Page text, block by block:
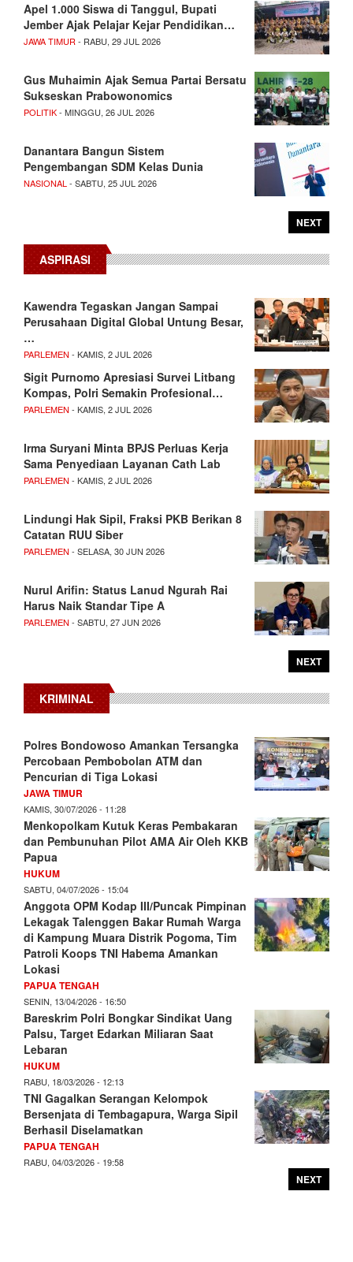
Apel 1.000 Siswa di Tanggul, Bupati
Jember Ajak Pelajar Kejar Pendidikan…
JAWA TIMUR - RABU, 29 JUL 2026
Gus Muhaimin Ajak Semua Partai Bersatu
Sukseskan Prabowonomics
POLITIK- MINGGU, 26 JUL 2026
Danantara Bangun Sistem
Pengembangan SDM Kelas Dunia
NASIONAL - SABTU, 25 JUL 2026
NEXT
ASPIRASI
Kawendra Tegaskan Jangan Sampai
Perusahaan Digital Global Untung Besar,
…
PARLEMEN - KAMIS, 2 JUL 2026
Sigit Purnomo Apresiasi Survei Litbang
Kompas, Polri Semakin Profesional…
PARLEMEN - KAMIS, 2 JUL 2026
Irma Suryani Minta BPJS Perluas Kerja
Sama Penyediaan Layanan Cath Lab
PARLEMEN - KAMIS, 2 JUL 2026
Lindungi Hak Sipil, Fraksi PKB Berikan 8
Catatan RUU Siber
PARLEMEN - SELASA, 30 JUN 2026
Nurul Arifin: Status Lanud Ngurah Rai
Harus Naik Standar Tipe A
PARLEMEN - SABTU, 27 JUN 2026
NEXT
KRIMINAL
Polres Bondowoso Amankan Tersangka
Percobaan Pembobolan ATM dan
Pencurian di Tiga Lokasi
JAWA TIMUR
KAMIS, 30/07/2026 - 11:28
Menkopolkam Kutuk Keras Pembakaran
dan Pembunuhan Pilot AMA Air Oleh KKB
Papua
HUKUM
SABTU, 04/07/2026 - 15:04
Anggota OPM Kodap III/Puncak Pimpinan
Lekagak Talenggen Bakar Rumah Warga
di Kampung Muara Distrik Pogoma, Tim
Patroli Koops TNI Habema Amankan
Lokasi
PAPUA TENGAH
SENIN, 13/04/2026 - 16:50
Bareskrim Polri Bongkar Sindikat Uang
Palsu, Target Edarkan Miliaran Saat
Lebaran
HUKUM
RABU, 18/03/2026 - 12:13
TNI Gagalkan Serangan Kelompok
Bersenjata di Tembagapura, Warga Sipil
Berhasil Diselamatkan
PAPUA TENGAH
RABU, 04/03/2026 - 19:58
NEXT